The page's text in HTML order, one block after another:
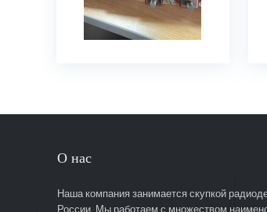
О нас
Наша компания занимается скупкой
России. Мы работаем с множеством